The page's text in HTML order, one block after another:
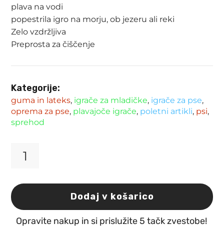
plava na vodi
popestrila igro na morju, ob jezeru ali reki
Zelo vzdržljiva
Preprosta za čiščenje
Kategorije:
guma in lateks, igrače za mladičke, igrače za pse,
oprema za pse, plavajoče igrače, poletni artikli, psi,
sprehod
psa
plavajoč
Dodaj v košarico
Opravite nakup in si prislužite 5 tačk zvestobe!